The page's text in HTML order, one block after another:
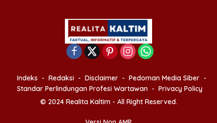
Indeks Redaksi Disclaimer
Pedoman Media Siber
Standar Perlindungan Profesi Wartawan
Privacy Policy
© 2024 Realita Kaltim - All Right Reserved.